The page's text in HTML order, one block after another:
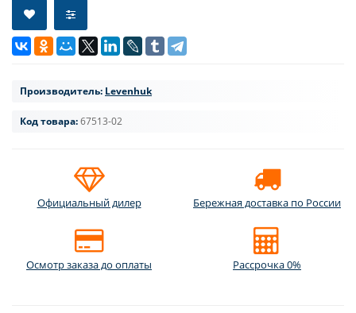
Производитель: Levenhuk
Код товара:67513-02
Официальный дилер Бережная доставка по России
Осмотр заказа до оплаты Рассрочка 0%